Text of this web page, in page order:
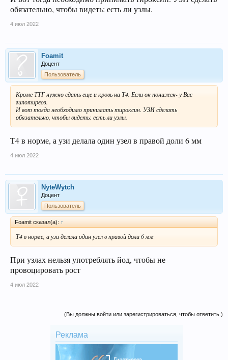
обязательно, чтобы видеть: есть ли узлы.
4 июл 2022
Foamit
Доцент
Пользователь
Кроме ТТГ нужно сдать еще и кровь на Т4. Если он понижен- у Вас
гипотиреоз.
И вот тогда необходимо принимать тироксин. УЗИ сделать
обязательно, чтобы видеть: есть ли узлы.
Т4 в норме, а узи делала один узел в правой доли 6 мм
4 июл 2022
NyteWytch
Доцент
Пользователь
Foamit сказал(а): ↑
Т4 в норме, а узи делала один узел в правой доли 6 мм
При узлах нельзя употреблять йод, чтобы не
провоцировать рост
4 июл 2022
(Вы должны войти или зарегистрироваться, чтобы ответить.)
Реклама